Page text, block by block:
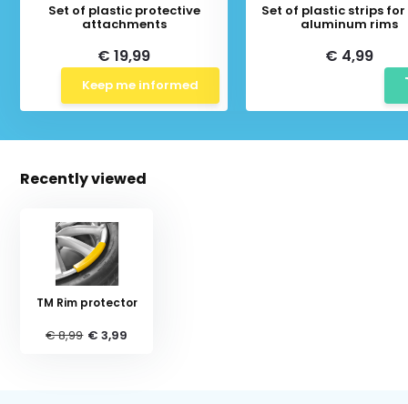
Set of plastic protective
attachments
€ 19,99
Keep me informed
Set of plastic strips
aluminum rims
€ 4,99
Recently viewed
TM Rim protector
€ 8,99 € 3,99